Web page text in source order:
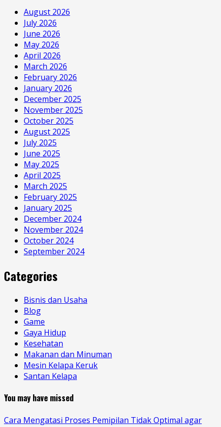
August 2026
July 2026
June 2026
May 2026
April 2026
March 2026
February 2026
January 2026
December 2025
November 2025
October 2025
August 2025
July 2025
June 2025
May 2025
April 2025
March 2025
February 2025
January 2025
December 2024
November 2024
October 2024
September 2024
Categories
Bisnis dan Usaha
Blog
Game
Gaya Hidup
Kesehatan
Makanan dan Minuman
Mesin Kelapa Keruk
Santan Kelapa
You may have missed
Cara Mengatasi Proses Pemipilan Tidak Optimal agar